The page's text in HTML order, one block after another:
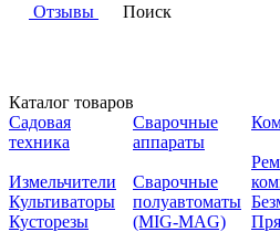
Отзывы
Поиск
Каталог товаров
Садовая
техника
Измельчители
Культиваторы
Кусторезы
Сварочные
аппараты
Сварочные
полуавтоматы
(MIG-MAG)